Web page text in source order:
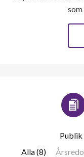
som
Publik
Alla (8)